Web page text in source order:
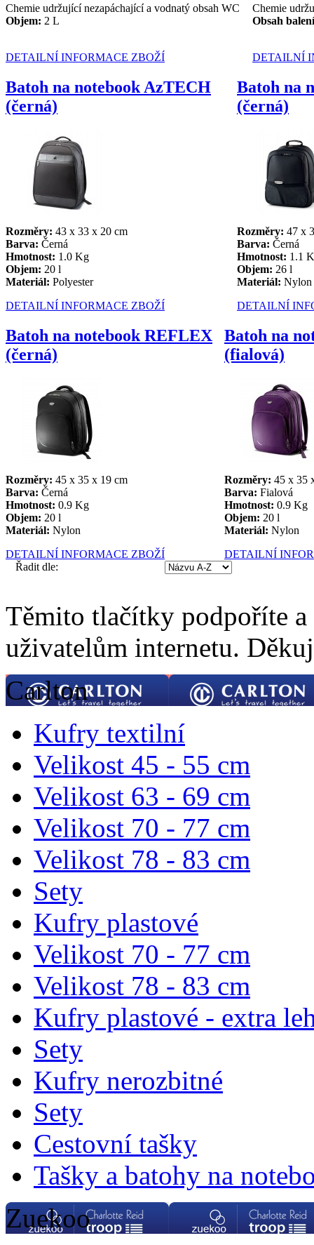
Chemie udržující nezapáchající a vodnatý obsah WC
Objem: 2 L
Chemie
Obsah balení
DETAILNÍ INFORMACE ZBOŽÍ DETAILNÍ
Batoh na notebook AzTECH
(černá)
Batoh na
(černá)
Rozměry: 43 x 33 x 20 cm
Barva: Černá
Hmotnost: 1.0 Kg
Objem: 20 l
Materiál: Polyester
Rozměry: 47 x
Barva: Černá
Hmotnost: 1.1
Objem: 26 l
Materiál: Nylon
DETAILNÍ INFORMACE ZBOŽÍ
DETAILNÍ
Batoh na notebook REFLEX
(černá)
Batoh na
(fialová)
Rozměry: 45 x 35 x 19 cm
Barva: Černá
Hmotnost: 0.9 Kg
Objem: 20 l
Materiál: Nylon
Rozměry: 45 x 35
Barva: Fialová
Hmotnost: 0.9 Kg
Objem: 20 l
Materiál: Nylon
DETAILNÍ INFORMACE ZBOŽÍ
DETAILNÍ
Řadit dle:
Těmito tlačítky podpoříte a
uživatelům internetu.
Carlton
Kufry textilní
Velikost 45 - 55 cm
Velikost 63 - 69 cm
Velikost 70 - 77 cm
Velikost 78 - 83 cm
Sety
Kufry plastové
Velikost 70 - 77 cm
Velikost 78 - 83 cm
Kufry plastové - extra
Sety
Kufry nerozbitné
Sety
Cestovní tašky
Tašky a batohy na
Zuekoo